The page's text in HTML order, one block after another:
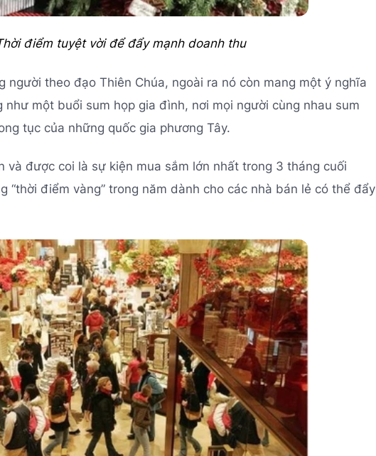
điểm tuyệt vời để đẩy mạnh doanh thu
người theo đạo Thiên Chúa, ngoài ra nó còn mang một ý nghĩa
một buổi sum họp gia đình, nơi mọi người cùng nhau sum
tục của những quốc gia phương Tây.
và được coi là sự kiện mua sắm lớn nhất trong 3 tháng cuối
“thời điểm vàng” trong năm dành cho các nhà bán lẻ có thể đẩy